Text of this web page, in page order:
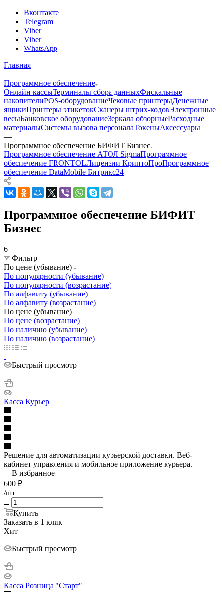
Вконтакте
Telegram
Viber
Viber
WhatsApp
Главная
—
Программное обеспечение
Онлайн кассыТерминалы сбора данныхФискальные
накопителиPOS-оборудованиеЧековые принтерыДенежные
ящикиПринтеры этикетокСканеры штрих-кодовЭлектронные
весыБанковское оборудованиеЗеркала обзорныеРасходные
материалыСистемы вызова персоналаТокеныАксессуары
—
Программное обеспечение БИФИТ Бизнес
Программное обеспечение АТОЛ SigmaПрограммное
обеспечение FRONTOLЛицензии КриптоПроПрограммное
обеспечение DataMobile Битрикс24
Программное обеспечение БИФИТ
Бизнес
6
Фильтр
По цене (убывание)
По популярности (убывание)
По популярности (возрастание)
По алфавиту (убывание)
По алфавиту (возрастание)
По цене (убывание)
По цене (возрастание)
По наличию (убывание)
По наличию (возрастание)
Быстрый просмотр
Касса Курьер
Решение для автоматизации курьерской доставки. Веб-
кабинет управления и мобильное приложение курьера.
В избранное
600 ₽
/шт
Купить
Заказать в 1 клик
Хит
Быстрый просмотр
Касса Розница "Старт"